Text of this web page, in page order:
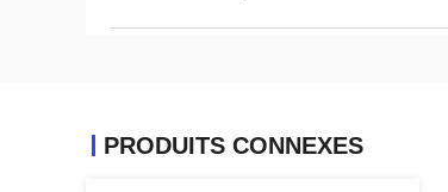
PRODUITS CONNEXES